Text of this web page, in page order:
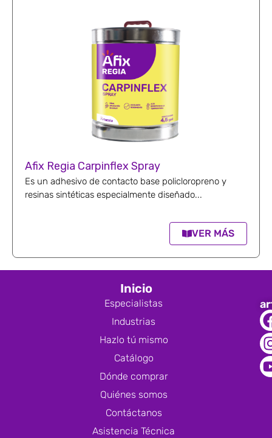
Afix Regia Carpinflex Spray
Es un adhesivo de contacto base policloropreno y
resinas sintéticas especialmente diseñado...
VER MÁS
Inicio
Especialistas
Industrias
Hazlo tú mismo
Catálogo
Dónde comprar
Quiénes somos
Contáctanos
Asistencia Técnica